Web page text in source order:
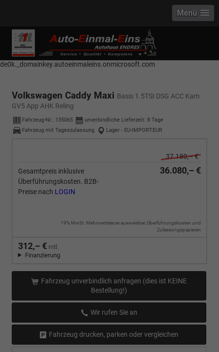
------------ Host Name : selector1._domainkey Points to address or value:
selector1-aee-de0k._domainkey.autoeinmaleins.onmicrosoft.com Host
Name : selector2._domainkey Points to address or value: selector2-aee-
de0k._domainkey.autoeinmaleins.onmicrosoft.com
Menü
Volkswagen Caddy Maxi Basis 1.5TSI DSG ACC Kam
GV5 App AHK Reling
Fahrzeug-Nr.: 135065 unverbindliche Lieferzeit: 8 Tage
Fahrzeug mit Tageszulassung
Lager - EU-IMPORTEUR
37.180,– €
Gesamtpreis inklusive
Überführungskosten. B2B-
Preise nach LOGIN
36.080,– €
19% MwSt. Mehrwertsteuer ausweisbar, Überführungskosten und
Zulassungspapieren
312,– € mtl.
Finanzierung
Fahrzeug unverbindlich anfragen (dies ist KEINE
Bestellung!)
Wir rufen Sie an
Fahrzeug drucken, parken oder vergleichen